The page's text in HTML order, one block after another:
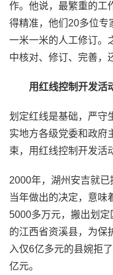
作。他说，最繁重的工
得精准，他们20多位专
一米一米的人工修订。
中核对、修订、完善，
用红线控制开发活
划定红线是基础，严守
实地方各级党委和政府
束，用红线控制开发活
2000年，湖州安吉就已
当年做出的决定，意味
5000多万元，搬出划定
的江西省资溪县，为保
入仅6亿多元的县婉拒
亿元。